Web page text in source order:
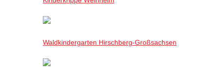
Waldkindergarten Hirschberg-Großsachsen